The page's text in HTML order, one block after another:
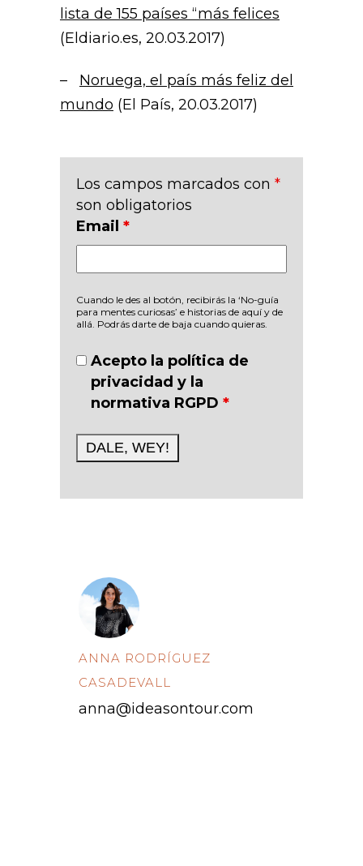
lista de 155 países “más felices
(Eldiario.es, 20.03.2017)
– Noruega, el país más feliz del
mundo (El País, 20.03.2017)
Los campos marcados con *
son obligatorios
Email *
Cuando le des al botón, recibirás la ‘No-guía
para mentes curiosas’ e historias de aquí y de
allá. Podrás darte de baja cuando quieras.
Acepto la política de
privacidad y la
normativa RGPD*
ANNA RODRÍGUEZ
CASADEVALL
anna@ideasontour.com